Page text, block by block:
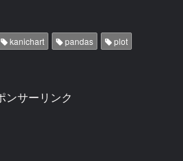
kanichart pandas
plot
ンサーリンク